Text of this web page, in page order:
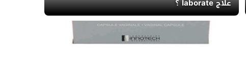
علاج laborate ؟